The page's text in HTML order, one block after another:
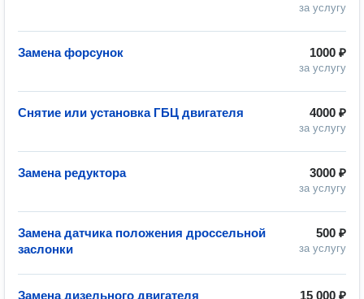
за услугу
1000 ₽
за услугу
Замена форсунок
4000 ₽
за услугу
Снятие или установка ГБЦ двигателя
3000 ₽
за услугу
Замена редуктора
500 ₽
за услугу
Замена датчика положения дроссельной
заслонки
15 000 ₽
Замена дизельного двигателя